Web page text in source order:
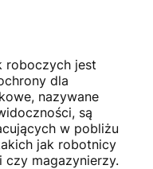
roboczych jest
dla
nazywane
są
w pobliżu
jak robotnicy
magazynierzy.